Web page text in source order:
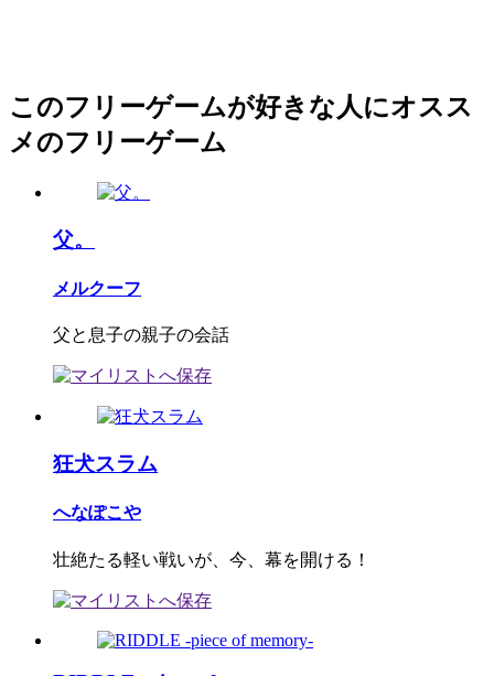
このフリーゲームが好きな人にオスス
メのフリーゲーム
父。
メルクーフ
父と息子の親子の会話
狂犬スラム
へなぽこや
壮絶たる軽い戦いが、今、幕を開ける！